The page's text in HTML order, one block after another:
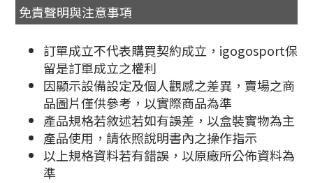
免責聲明與注意事項
訂單成立不代表購買契約成立，igogosport保
留是訂單成立之權利
因顯示設備設定及個人觀感之差異，賣場之商
品圖片僅供參考，以實際商品為準
產品規格若敘述若如有誤差，以盒裝實物為主
產品使用，請依照說明書內之操作指示
以上規格資料若有錯誤，以原廠所公佈資料為
準